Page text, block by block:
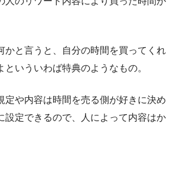
かと言うと、自分の時間を買ってくれ
といういわば特典のようなもの。
定や内容は時間を売る側が好きに決め
設定できるので、人によって内容はか